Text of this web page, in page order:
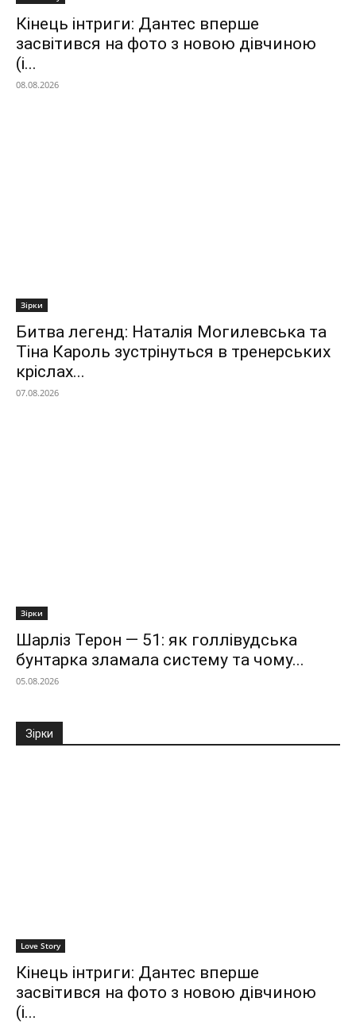
Кінець інтриги: Дантес вперше
засвітився на фото з новою дівчиною
(і...
08.08.2026
Зірки
Битва легенд: Наталія Могилевська та
Тіна Кароль зустрінуться в тренерських
кріслах...
07.08.2026
Зірки
Шарліз Терон — 51: як голлівудська
бунтарка зламала систему та чому...
05.08.2026
Зірки
Love Story
Кінець інтриги: Дантес вперше
засвітився на фото з новою дівчиною
(і...